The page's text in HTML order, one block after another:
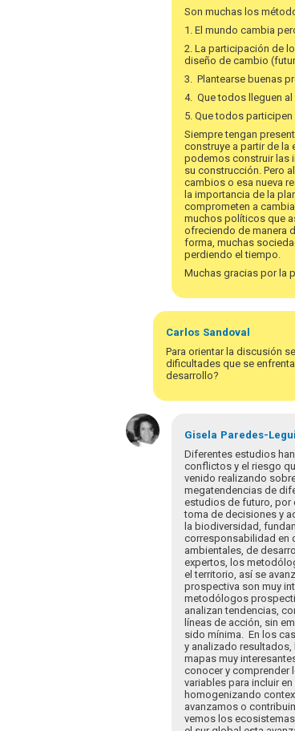
Son muchas los
1. El mundo cambia
2. La participación de
diseño de cambio
3. Plantearse buenas
4. Que todos lleguen
5. Que todos
Siempre tengan
construye a partir de la
podemos construir las
su construcción. Pero
cambios o esa nueva
la importancia de la
comprometen a
muchos políticos que
ofreciendo de manera
forma, muchas
perdiendo el tiempo.
Muchas gracias por la
respuesta
¡Bienvenida
virtual…
por
csandoval
Carlos Sandoval
Para orientar la discusión
dificultades que se
desarrollo?
Gisela Paredes-
Diferentes estudios
conflictos y el riesgo
venido realizando
megatendencias de
estudios de futuro, por
toma de decisiones y
la biodiversidad,
corresponsabilidad en
ambientales, de
expertos, los
el territorio, así se
prospectiva son muy
metodólogos
analizan tendencias,
líneas de acción, sin
sido mínima. En los
y analizado resultados,
mapas muy
conocer y comprender
variables para incluir
homogenizando
avanzamos o
vemos los